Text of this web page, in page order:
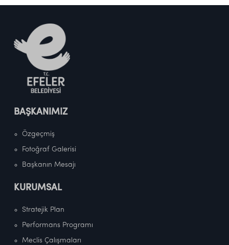
BAŞKANIMIZ
Özgeçmiş
Fotoğraf Galerisi
Başkanın Mesajı
KURUMSAL
Stratejik Plan
Performans Programı
Meclis Çalışmaları